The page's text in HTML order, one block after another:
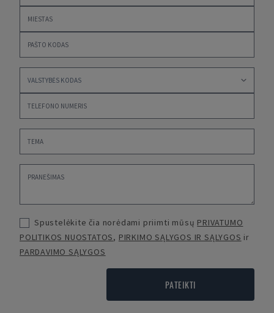
Spustelėkite čia norėdami priimti mūsų PRIVATUMO
POLITIKOS NUOSTATOS, PIRKIMO SĄLYGOS IR SĄLYGOS ir
PARDAVIMO SĄLYGOS
PATEIKTI